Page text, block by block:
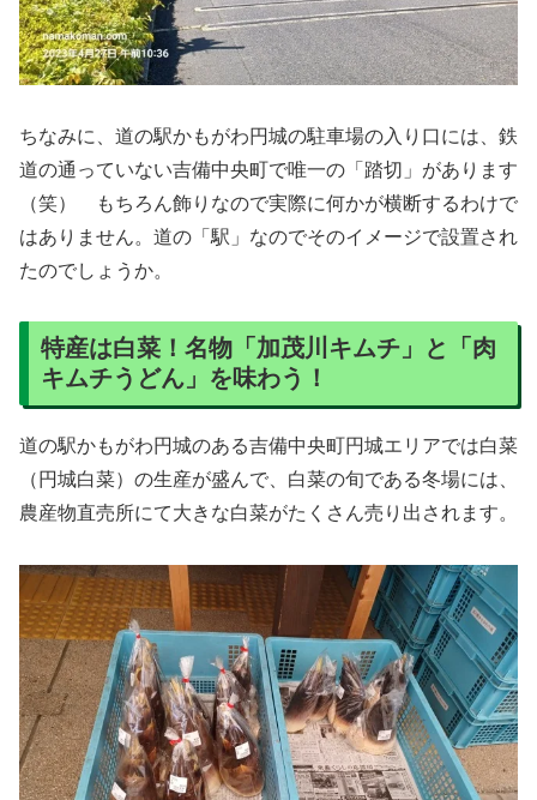
ちなみに、道の駅かもがわ円城の駐車場の入り口には、鉄
道の通っていない吉備中央町で唯一の「踏切」があります
（笑） もちろん飾りなので実際に何かが横断するわけで
はありません。道の「駅」なのでそのイメージで設置され
たのでしょうか。
特産は白菜！名物「加茂川キムチ」と「肉
キムチうどん」を味わう！
道の駅かもがわ円城のある吉備中央町円城エリアでは白菜
（円城白菜）の生産が盛んで、白菜の旬である冬場には、
農産物直売所にて大きな白菜がたくさん売り出されます。